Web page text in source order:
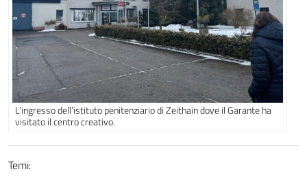
L’ingresso dell’istituto penitenziario di Zeithain dove il Garante ha
visitato il centro creativo.
Temi: